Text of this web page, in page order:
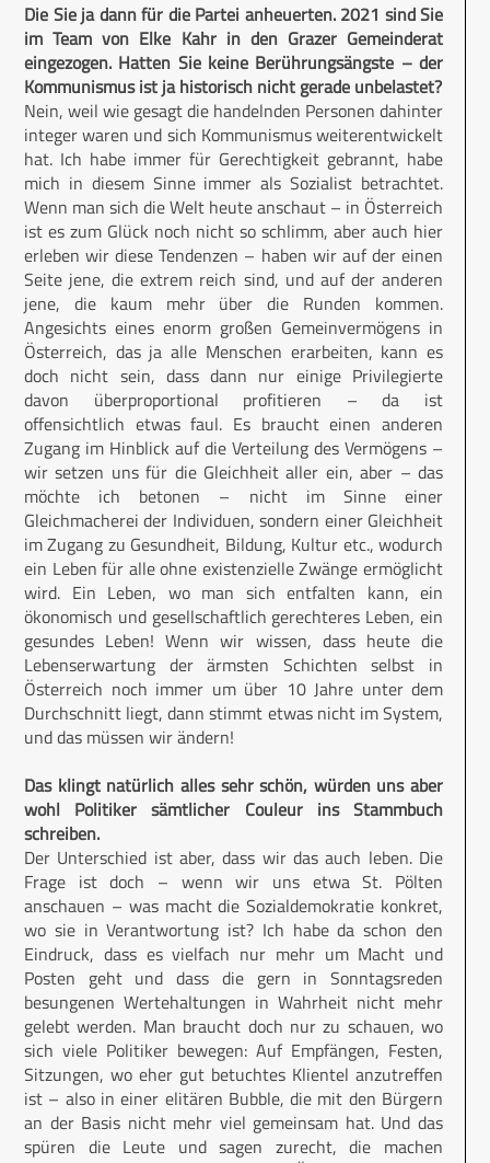
Die Sie ja dann für die Partei anheuerten. 2021 sind Sie
im Team von Elke Kahr in den Grazer Gemeinderat
eingezogen. Hatten Sie keine Berührungsängste – der
Kommunismus ist ja historisch nicht gerade unbelastet?
Nein, weil wie gesagt die handelnden Personen dahinter
integer waren und sich Kommunismus weiterentwickelt
hat. Ich habe immer für Gerechtigkeit gebrannt, habe
mich in diesem Sinne immer als Sozialist betrachtet.
Wenn man sich die Welt heute anschaut – in Österreich
ist es zum Glück noch nicht so schlimm, aber auch hier
erleben wir diese Tendenzen – haben wir auf der einen
Seite jene, die extrem reich sind, und auf der anderen
jene, die kaum mehr über die Runden kommen.
Angesichts eines enorm großen Gemeinvermögens in
Österreich, das ja alle Menschen erarbeiten, kann es
doch nicht sein, dass dann nur einige Privilegierte
davon überproportional profitieren – da ist
offensichtlich etwas faul. Es braucht einen anderen
Zugang im Hinblick auf die Verteilung des Vermögens –
wir setzen uns für die Gleichheit aller ein, aber – das
möchte ich betonen – nicht im Sinne einer
Gleichmacherei der Individuen, sondern einer Gleichheit
im Zugang zu Gesundheit, Bildung, Kultur etc., wodurch
ein Leben für alle ohne existenzielle Zwänge ermöglicht
wird. Ein Leben, wo man sich entfalten kann, ein
ökonomisch und gesellschaftlich gerechteres Leben, ein
gesundes Leben! Wenn wir wissen, dass heute die
Lebenserwartung der ärmsten Schichten selbst in
Österreich noch immer um über 10 Jahre unter dem
Durchschnitt liegt, dann stimmt etwas nicht im System,
und das müssen wir ändern!
Das klingt natürlich alles sehr schön, würden uns aber
wohl Politiker sämtlicher Couleur ins Stammbuch
schreiben.
Der Unterschied ist aber, dass wir das auch leben. Die
Frage ist doch – wenn wir uns etwa St. Pölten
anschauen – was macht die Sozialdemokratie konkret,
wo sie in Verantwortung ist? Ich habe da schon den
Eindruck, dass es vielfach nur mehr um Macht und
Posten geht und dass die gern in Sonntagsreden
besungenen Wertehaltungen in Wahrheit nicht mehr
gelebt werden. Man braucht doch nur zu schauen, wo
sich viele Politiker bewegen: Auf Empfängen, Festen,
Sitzungen, wo eher gut betuchtes Klientel anzutreffen
ist – also in einer elitären Bubble, die mit den Bürgern
an der Basis nicht mehr viel gemeinsam hat. Und das
spüren die Leute und sagen zurecht, die machen